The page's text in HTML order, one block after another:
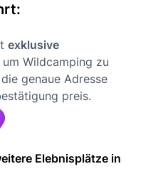
exklusive
um Wildcamping zu
genaue Adresse
preis.
Elebnisplätze in